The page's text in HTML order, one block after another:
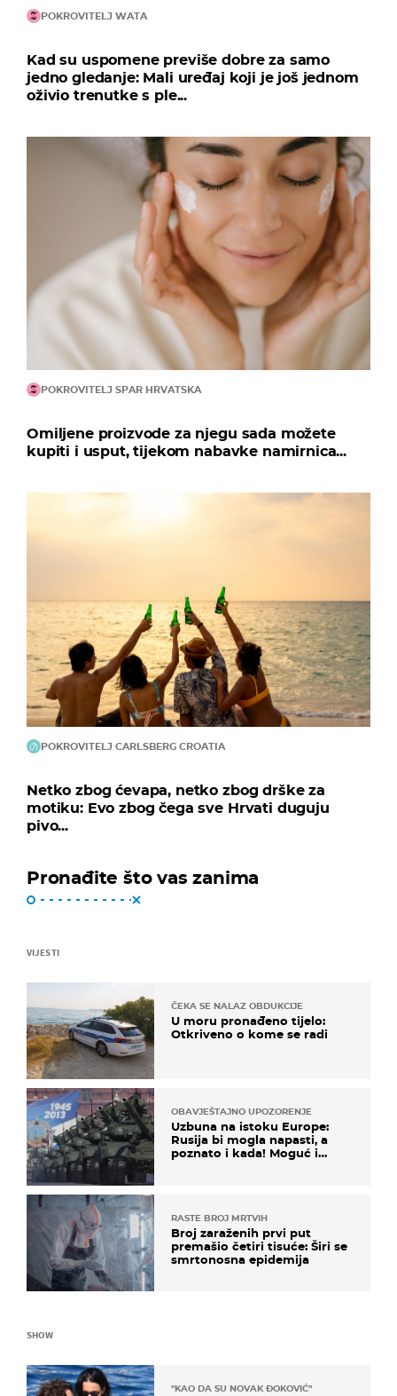
POKROVITELJ WATA
Kad su uspomene previše dobre za samo
jedno gledanje: Mali uređaj koji je još jednom
oživio trenutke s ple...
POKROVITELJ SPAR HRVATSKA
Omiljene proizvode za njegu sada možete
kupiti i usput, tijekom nabavke namirnica...
POKROVITELJ CARLSBERG CROATIA
Netko zbog ćevapa, netko zbog drške za
motiku: Evo zbog čega sve Hrvati duguju
pivo...
Pronađite što vas zanima
VIJESTI
ČEKA SE NALAZ OBDUKCIJE
U moru pronađeno tijelo:
Otkriveno o kome se radi
OBAVJEŠTAJNO UPOZORENJE
Uzbuna na istoku Europe:
Rusija bi mogla napasti, a
poznato i kada! Moguć i
RASTE BROJ MRTVIH
Broj zaraženih prvi put
premašio četiri tisuće: Širi se
smrtonosna epidemija
SHOW
"KAO DA SU NOVAK ĐOKOVIĆ"